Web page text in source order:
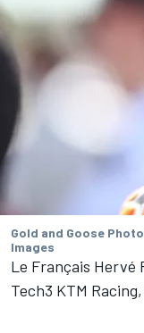
Gold and Goose
Images
Le Français Hervé
Tech3 KTM